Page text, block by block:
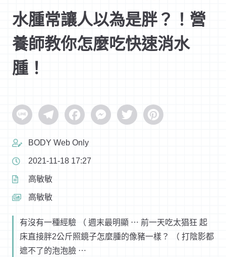
水腫常讓人以為是胖？！營
養師教你怎麼吃快速消水
腫！
Line TelegramFacebookMessenger
Twitter Pinterest
BODY Web Only
2021-11-18 17:27
高敏敏
高敏敏
有沒有一種經驗 （ 週末最明顯 ⋯ 前一天吃太猖狂 起
床直接胖2公斤照鏡子怎麼腫的像豬一樣？ （ 打陰影都
遮不了的泡泡臉 ⋯